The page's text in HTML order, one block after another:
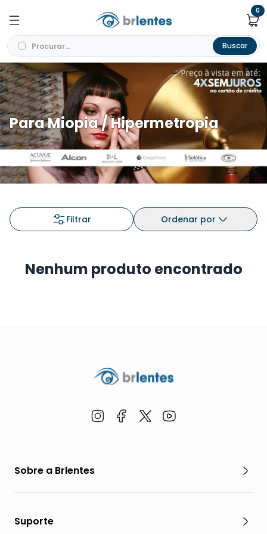
Buscar
0
Para Miopia / Hipermetropia
Filtrar Ordenar por
Nenhum produto encontrado
Sobre a Brlentes
Suporte